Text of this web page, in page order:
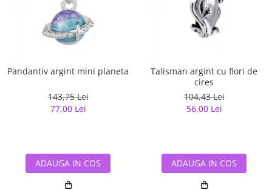
Pandantiv argint mini planeta
143,75 Lei
77,00 Lei
ADAUGA IN COS
Talisman argint cu flori de
cires
104,43 Lei
56,00 Lei
ADAUGA IN COS